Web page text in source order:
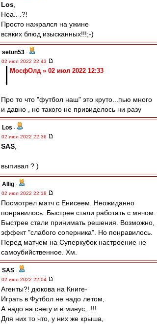
Los
Неа.. .?!
Просто нажрался на ужине
всяких блюд изысканных!!!;-)
setun53 -
02 июл 2022 22:43
МосфОлд » 02 июл 2022 12:33
Про то что "футбол наш" это круто...пью много
и давно , но такого не привиделось ни разу
Los -
02 июл 2022 22:36
SAS
выпивал ? )
Allig -
02 июл 2022 22:18
Посмотрел матч с Енисеем. Неожиданно
понравилось. Быстрее стали работать с мячом.
Быстрее стали принимать решения. Возможно,
эффект "слабого соперника". Но понравилось.
Перед матчем на Суперкубок настроение не
самоубийственное. Хм.
SAS -
02 июл 2022 22:04
Агенты?! дюкова на Книге-
Играть в Футбол не надо летом,
А надо на снегу и в минус,..!!!
Для них то что, у них же крыша,